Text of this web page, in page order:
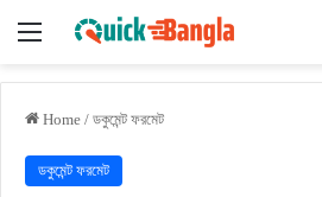
Menu
Home / ডকুমেন্ট ফরমেট
ডকুমেন্ট ফরমেট